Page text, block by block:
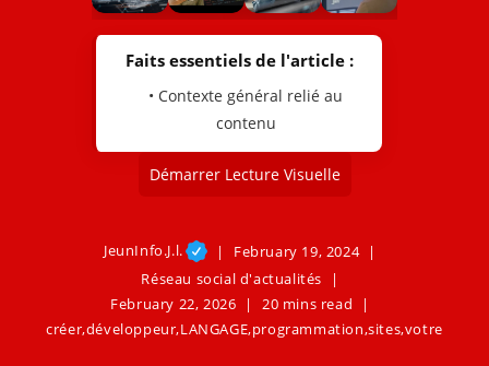
Faits essentiels de l'article :
• Contexte général relié au
contenu
Démarrer Lecture Visuelle
JeunInfo.J.l.
February 19, 2024
Réseau social d'actualités
February 22, 2026
20 mins read
créer,développeur,LANGAGE,programmation,sites,votre